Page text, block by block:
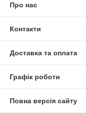
Про нас
Контакти
Доставка та оплата
Графік роботи
Повна версія сайту